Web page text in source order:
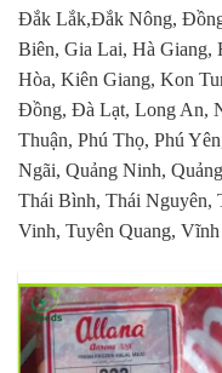
Đắk Lắk,Đắk Nông,
Biên, Gia Lai, Hà Giang,
Hòa, Kiên Giang, Kon
Đồng, Đà Lạt, Long An,
Thuận, Phú Thọ, Phú
Ngãi, Quảng Ninh,
Thái Bình, Thái Nguyên,
Vinh, Tuyên Quang,